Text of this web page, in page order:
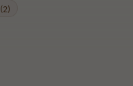
(2)